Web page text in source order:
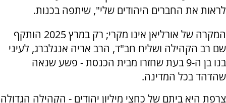
לראות את החברים היהודים שלי", שיתפה בכנות.
המקרה של אורליאן אינו מקרי; רק במרץ 2025 הותקף
שם רב הקהילה ושליח חב"ד, הרב אריה אנגלברג, לעיני
בנו בן ה-9 בעת שחזרו מבית הכנסת - פשע שנאה
שהדהד בכל המדינה.
צרפת היא ביתם של כחצי מיליון יהודים - הקהילה הגדולה